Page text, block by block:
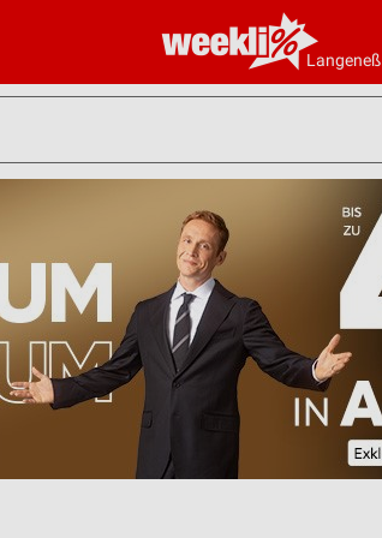
Langeneß